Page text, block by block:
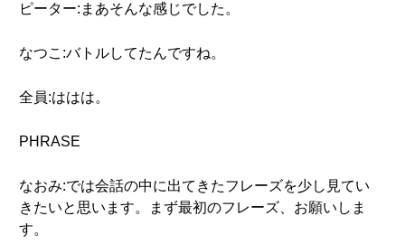
ピーター:まあそんな感じでした。
なつこ:バトルしてたんですね。
全員:ははは。
PHRASE
なおみ:では会話の中に出てきたフレーズを少し見てい
きたいと思います。まず最初のフレーズ、お願いしま
す。